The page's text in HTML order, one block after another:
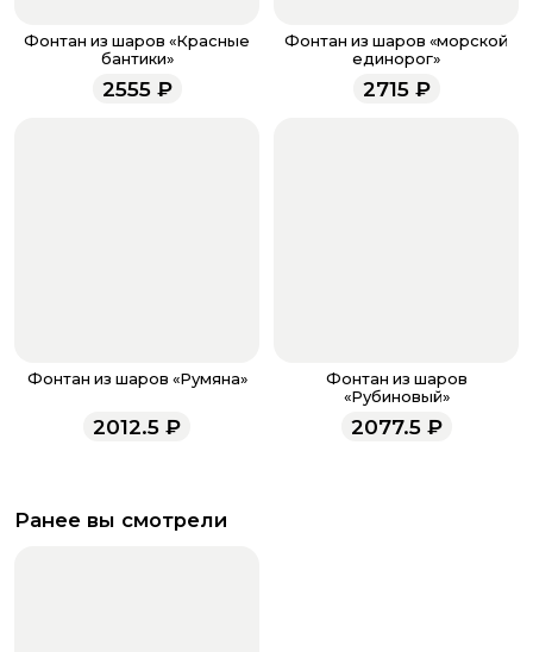
звоните по номеру телефона
напишите WhatsApp
+7 937 333-66-53. Наши
менеджеры работают ежедневно с 9.00 до 23.00 и
всегда рады проконсультировать вас.
Фонтан из шаров «Красные
бантики»
2555₽
Фонтан из шаров «морской
единорог»
2715₽
Фонтан из шаров «Румяна»
2012.5 ₽
Фонтан из шаров
«Рубиновый»
2077.5₽
Ранее вы смотрели